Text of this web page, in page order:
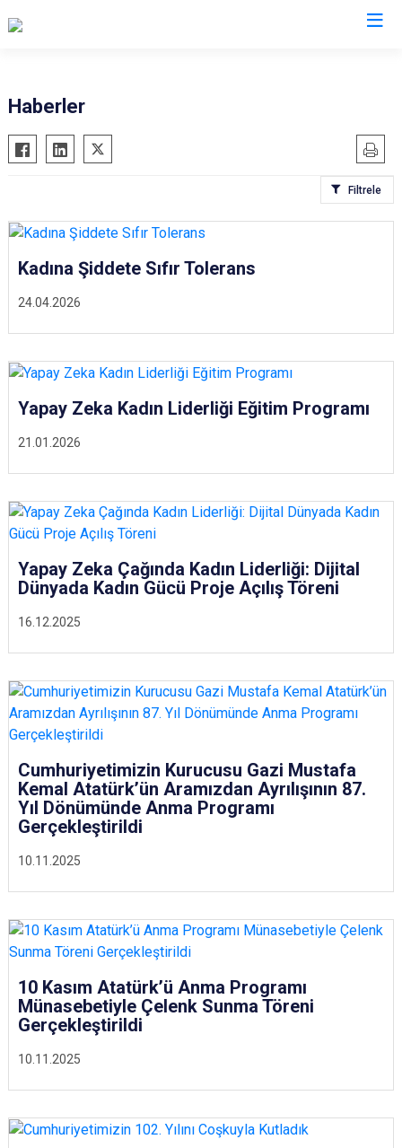
Adalar
Avcılar
Bahçelievler
Bayrampaşa
Beşiktaş
Beykoz
Beyoğlu
Çatalca
Esenler
Eyüpsultan
Kadıköy
Kartal
Maltepe
Pendik
Şile
Şişli
Ümraniye
Üsküdar
Başakşehir
Beylikdüzü
Esenyurt
Sultangazi
Haberler
Filtrele
24.04.2026
Kadına Şiddete Sıfır Tolerans
21.01.2026
Yapay Zeka Kadın Liderliği Eğitim Programı
16.12.2025
Yapay Zeka Çağında Kadın Liderliği: Dijital
Dünyada Kadın Gücü Proje Açılış Töreni
10.11.2025
Cumhuriyetimizin Kurucusu Gazi Mustafa
Kemal Atatürk’ün Aramızdan Ayrılışının 87.
Yıl Dönümünde Anma Programı
Gerçekleştirildi
10.11.2025
10 Kasım Atatürk’ü Anma Programı
Münasebetiyle Çelenk Sunma Töreni
Gerçekleştirildi